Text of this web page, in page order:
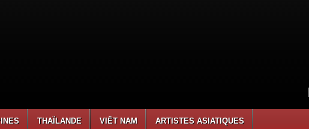
THAÏLANDE VIÊT NAM ARTISTES ASIATIQUES